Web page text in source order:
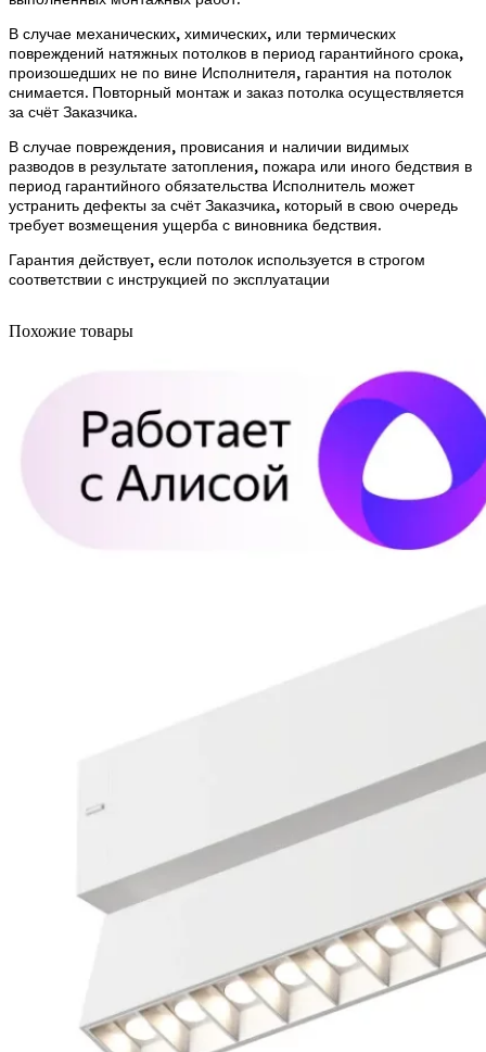
В случае механических, химических, или термических
повреждений натяжных потолков в период гарантийного срока,
произошедших не по вине Исполнителя, гарантия на потолок
снимается. Повторный монтаж и заказ потолка осуществляется
за счёт Заказчика.
В случае повреждения, провисания и наличии видимых
разводов в результате затопления, пожара или иного бедствия в
период гарантийного обязательства Исполнитель может
устранить дефекты за счёт Заказчика, который в свою очередь
требует возмещения ущерба с виновника бедствия.
Гарантия действует, если потолок используется в строгом
соответствии с инструкцией по эксплуатации
Похожие товары